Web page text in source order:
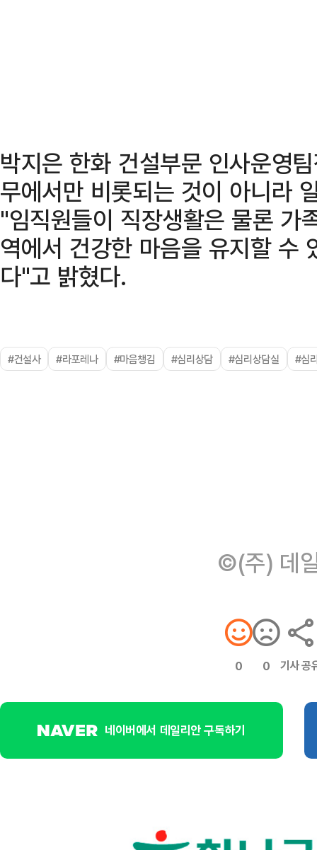
박지은 한화 건설부문 인사운영
무에서만 비롯되는 것이 아니라
"임직원들이 직장생활은 물론 가
역에서 건강한 마음을 유지할 수
다"고 밝혔다.
#건설사 #라포레나 #마음챙김 #심리상담 #심리상담실 #심
©(주) 데
0 0 기사 공
네이버에서 데일리안 구독하기